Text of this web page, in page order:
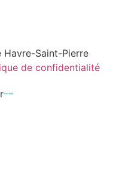
Saint-Pierre
de confidentialité